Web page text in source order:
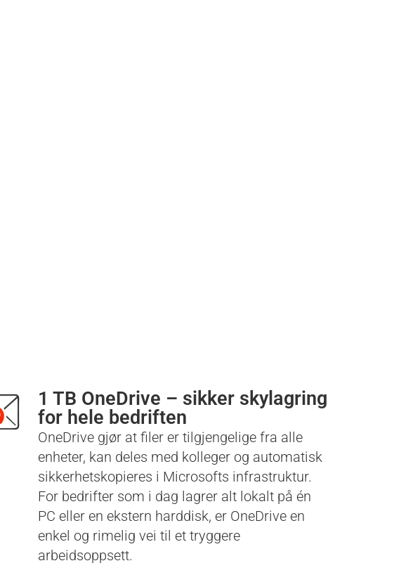
1 TB OneDrive – sikker skylagring
for hele bedriften
OneDrive gjør at filer er tilgjengelige fra alle
enheter, kan deles med kolleger og automatisk
sikkerhetskopieres i Microsofts infrastruktur.
For bedrifter som i dag lagrer alt lokalt på én
PC eller en ekstern harddisk, er OneDrive en
enkel og rimelig vei til et tryggere
arbeidsoppsett.